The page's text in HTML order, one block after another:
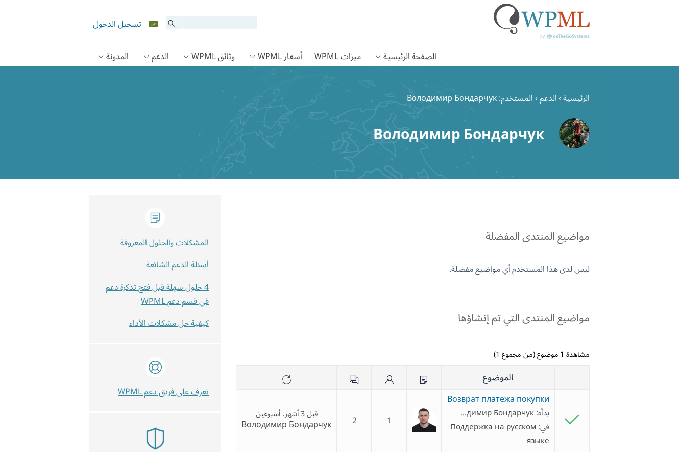
تسجيل الدخول
الصفحة الرئيسية
ميزات WPML أسعار WPML وثائق WPML الدعم المدونة
الرئيسية›الدعم›المستخدم: Володимир Бондарчук
Володимир Бондарчук
مواضيع المنتدى المفضلة
ليس لدى هذا المستخدم أي مواضيع مفضلة.
مواضيع المنتدى التي تم إنشاؤها
مشاهدة 1 موضوع (من مجموع 1)
الموضوع
Возврат платежа покупки
بدأه:Володимир Бондарчук
في:Поддержка на русском
языке
1
2 قبل 3 أشهر، أسبوعين
Володимир Бондарчук
المشكلات والحلول المعروفة
أسئلة الدعم الشائعة
4 حلول سهلة قبل فتح تذكرة دعم
في قسم دعم WPML
كيفية حل مشكلات الأداء
تعرف على فريق دعم WPML